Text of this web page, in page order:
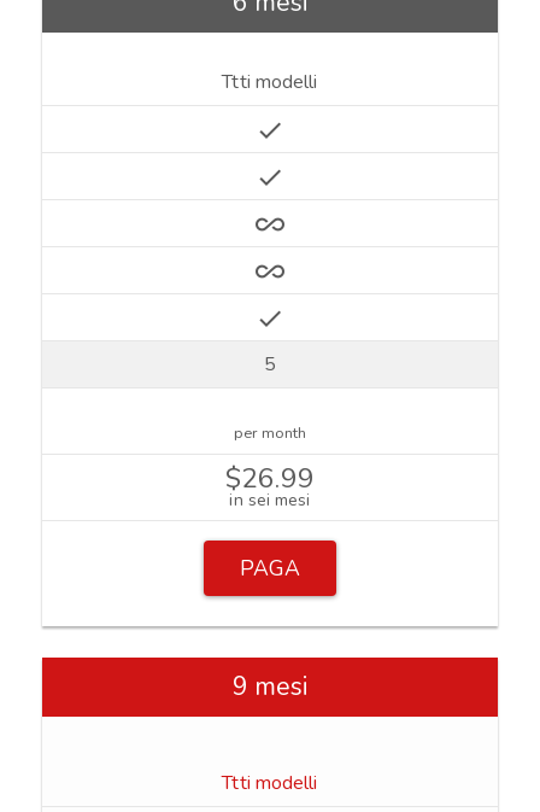
Ttti modelli
check
check
all_inclusive
all_inclusive
check
5
per month
$26.99
in sei mesi
PAGA
9 mesi
Ttti modelli